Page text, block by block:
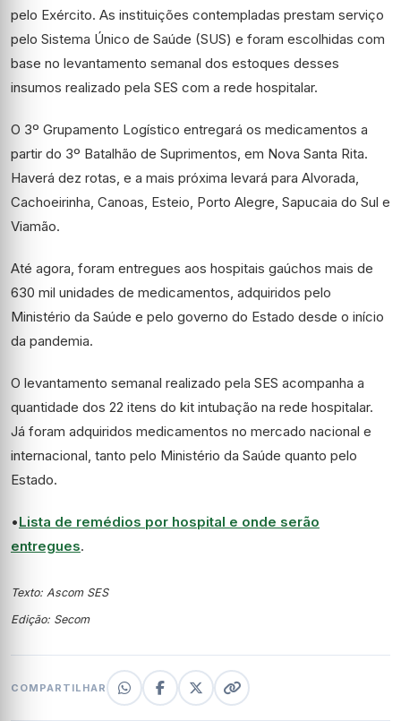
pelo Exército. As instituições contempladas prestam serviço
pelo Sistema Único de Saúde (SUS) e foram escolhidas com
base no levantamento semanal dos estoques desses
insumos realizado pela SES com a rede hospitalar.
O 3º Grupamento Logístico entregará os medicamentos a
partir do 3º Batalhão de Suprimentos, em Nova Santa Rita.
Haverá dez rotas, e a mais próxima levará para Alvorada,
Cachoeirinha, Canoas, Esteio, Porto Alegre, Sapucaia do Sul e
Viamão.
Até agora, foram entregues aos hospitais gaúchos mais de
630 mil unidades de medicamentos, adquiridos pelo
Ministério da Saúde e pelo governo do Estado desde o início
da pandemia.
O levantamento semanal realizado pela SES acompanha a
quantidade dos 22 itens do kit intubação na rede hospitalar.
Já foram adquiridos medicamentos no mercado nacional e
internacional, tanto pelo Ministério da Saúde quanto pelo
Estado.
•Lista de remédios por hospital e onde serão
entregues.
Texto: Ascom SES
Edição: Secom
COMPARTILHAR